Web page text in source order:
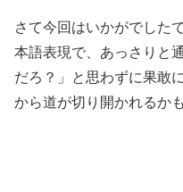
さて今回はいかがでした
本語表現で、あっさりと
だろ？」と思わずに果敢
から道が切り開かれるか